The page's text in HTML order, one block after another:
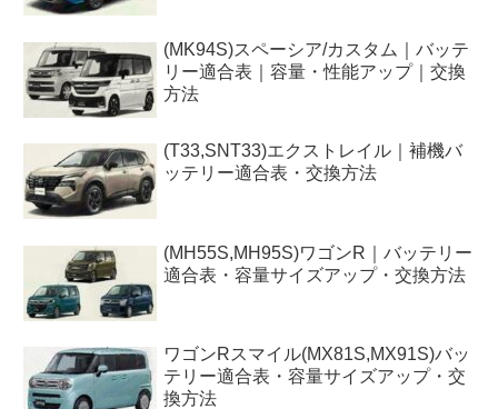
(MK94S)スペーシア/カスタム｜バッテ
リー適合表｜容量・性能アップ｜交換
方法
(T33,SNT33)エクストレイル｜補機バ
ッテリー適合表・交換方法
(MH55S,MH95S)ワゴンR｜バッテリー
適合表・容量サイズアップ・交換方法
ワゴンRスマイル(MX81S,MX91S)バッ
テリー適合表・容量サイズアップ・交
換方法